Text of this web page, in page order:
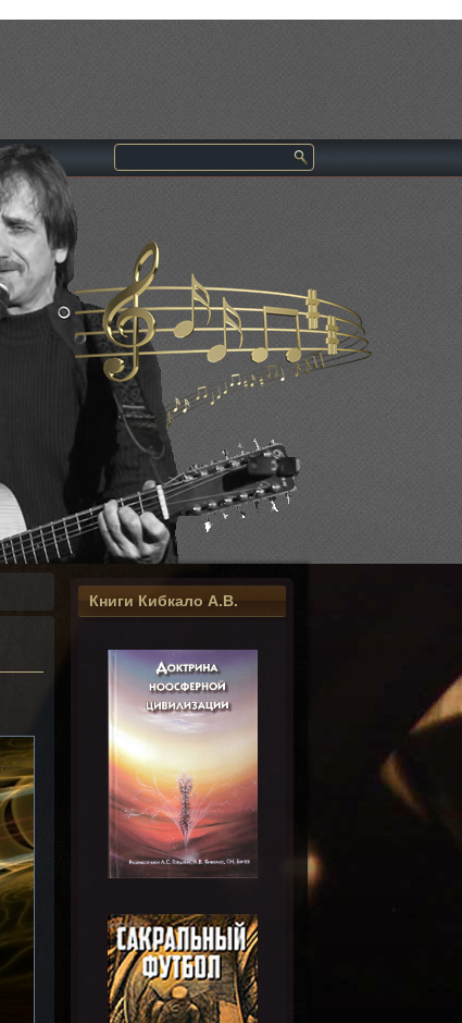
Книги Кибкало А.В.